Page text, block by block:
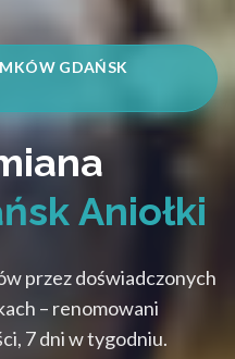
GDAŃSK
Aniołki
przez doświadczonych
– renomowani
7 dni w tygodniu.